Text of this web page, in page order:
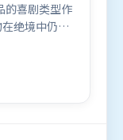
的喜剧类型作
绝境中仍试
终在关键节
、全智贤，
年11月11日